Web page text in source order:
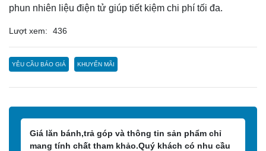
phun nhiên liệu điện tử giúp tiết kiệm chi phí tối đa.
Lượt xem: 436
YÊU CẦU BÁO GIÁ KHUYẾN MÃI
Giá lăn bánh,trả góp và thông tin sản phẩm chỉ
mang tính chất tham khảo.Quý khách có nhu cầu